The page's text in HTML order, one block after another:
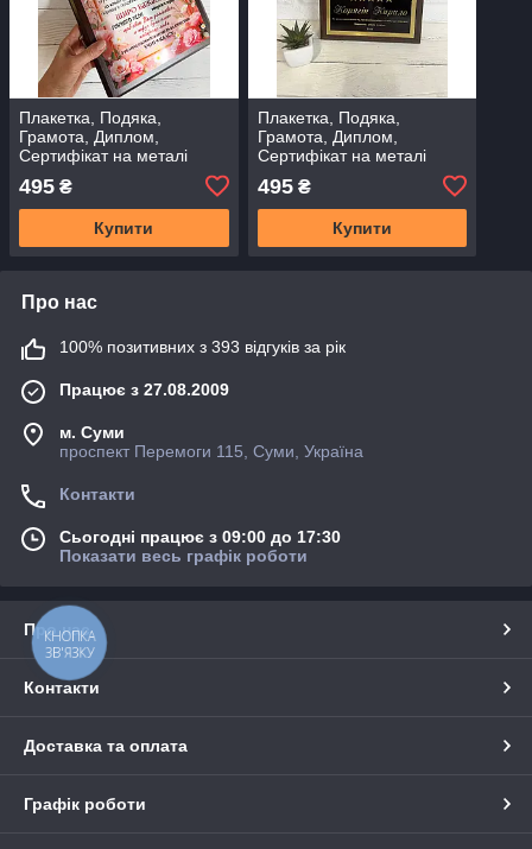
Плакетка, Подяка,
Грамота, Диплом,
Сертифікат на металі
вчитель" на металі А4
495 ₴
Купити
Плакетка, Подяка,
Грамота, Диплом,
Сертифікат на металі
Нагорода "Футболіст року"
на металі А4
495₴
Купити
Про нас
100% позитивних з 393 відгуків за рік
Працює з 27.08.2009
м. Суми
проспект Перемоги 115, Суми, Україна
Контакти
Сьогодні працює з 09:00 до 17:30
Показати весь графік роботи
Про нас
Контакти
Доставка та оплата
Графік роботи
КНОПКА
ЗВ'ЯЗКУ